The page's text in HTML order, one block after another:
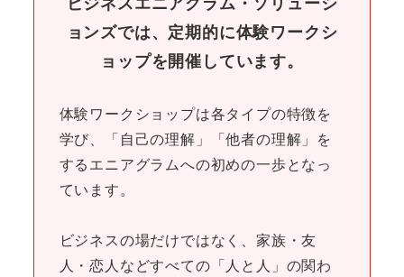
ョンズでは、定期的に体験ワークシ
ョップを開催しています。
体験ワークショップは各タイプの特徴を
学び、「自己の理解」「他者の理解」を
するエニアグラムへの初めの一歩となっ
ています。
ビジネスの場だけではなく、家族・友
人・恋人などすべての「人と人」の関わ